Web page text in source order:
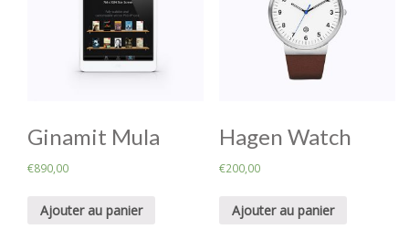
Ginamit Mula
€890,00
Ajouter au panier
Hagen Watch
€200,00
Ajouter au panier